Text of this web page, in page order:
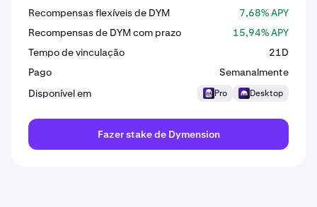
Recompensas flexíveis de DYM
7,68% APY
Recompensas de DYM com prazo
15,94% APY
Tempo de vinculação
21D
Pago
Semanalmente
Disponível em
Pro Desktop
Fazer stake de Dymension